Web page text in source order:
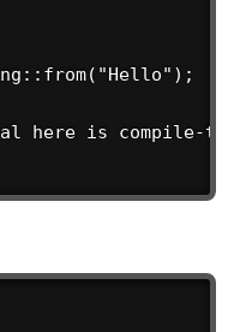
here is compile-